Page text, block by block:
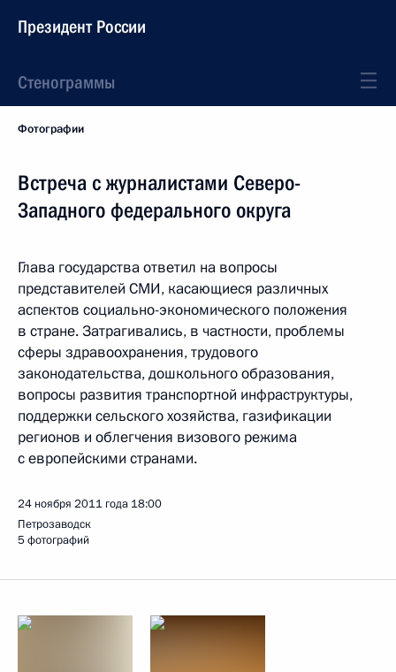
Президент России
Стенограммы
Фотографии
Встреча с журналистами Северо-
Западного федерального округа
Глава государства ответил на вопросы
представителей СМИ, касающиеся различных
аспектов социально-экономического положения
в стране. Затрагивались, в частности, проблемы
сферы здравоохранения, трудового
законодательства, дошкольного образования,
вопросы развития транспортной инфраструктуры,
поддержки сельского хозяйства, газификации
регионов и облегчения визового режима
с европейскими странами.
24 ноября 2011 года 18:00
Петрозаводск
5 фотографий